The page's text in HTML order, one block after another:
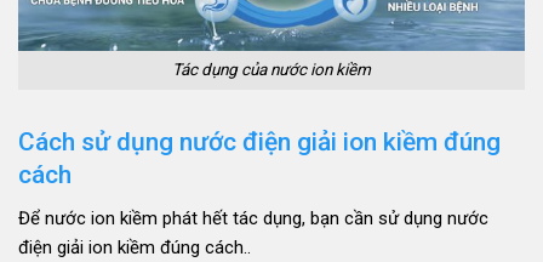
Tác dụng của nước ion kiềm
Cách sử dụng nước điện giải ion kiềm đúng
cách
Để nước ion kiềm phát hết tác dụng, bạn cần sử dụng nước
điện giải ion kiềm đúng cách..